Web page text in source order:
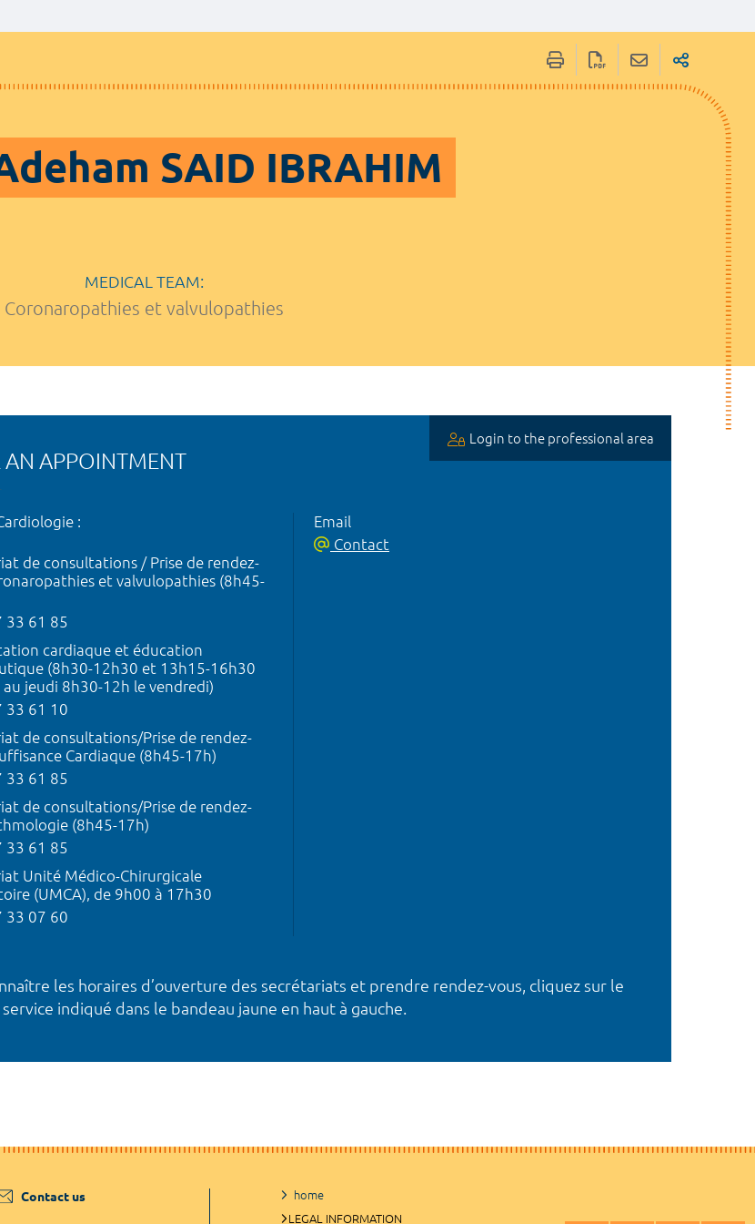
SAID IBRAHIM
MEDICAL TEAM:
Coronaropathies et valvulopathies
AN APPOINTMENT
Login to the professional area
:
de consultations / Prise de rendez-
et valvulopathies (8h45-
33 61 85
cardiaque et éducation
(8h30-12h30 et 13h15-16h30
jeudi 8h30-12h le vendredi)
33 61 10
de consultations/Prise de rendez-
Cardiaque (8h45-17h)
33 61 85
de consultations/Prise de rendez-
(8h45-17h)
33 61 85
Unité Médico-Chirurgicale
(UMCA), de 9h00 à 17h30
33 07 60
Email
Contact
les horaires d’ouverture des secrétariats et prendre rendez-vous, cliquez sur le
indiqué dans le bandeau jaune en haut à gauche.
Contact us
home
LEGAL INFORMATION